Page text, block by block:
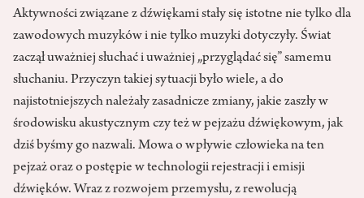
Aktywności związane z dźwiękami stały się istotne nie tylko dla
zawodowych muzyków i nie tylko muzyki dotyczyły. Świat
zaczął uważniej słuchać i uważniej „przyglądać się” samemu
słuchaniu. Przyczyn takiej sytuacji było wiele, a do
najistotniejszych należały zasadnicze zmiany, jakie zaszły w
środowisku akustycznym czy też w pejzażu dźwiękowym, jak
dziś byśmy go nazwali. Mowa o wpływie człowieka na ten
pejzaż oraz o postępie w technologii rejestracji i emisji
dźwięków. Wraz z rozwojem przemysłu, z rewolucją